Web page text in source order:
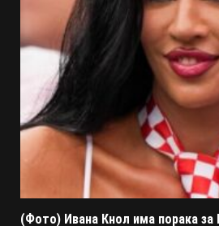
(Фото) Ивана Кнол има порака за